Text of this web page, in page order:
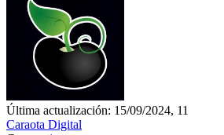
Última actualización: 15/09/2024, 11
Caraota Digital